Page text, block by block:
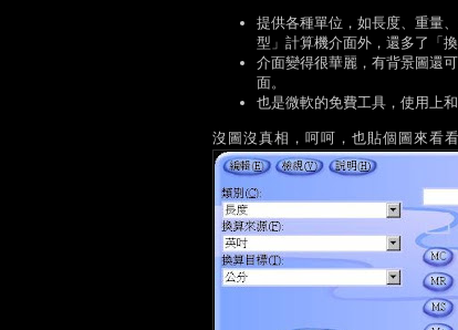
提供各種單位，如長度、重量
型」計算機介面外，還多了「換
介面變得很華麗，有背景圖還
面。
也是微軟的免費工具，使用上
沒圖沒真相，呵呵，也貼個圖來看看